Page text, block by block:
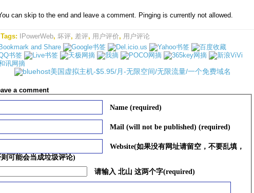
can skip to the end and leave a comment. Pinging is currently not allowed.
Tags: IPowerWeb, 坏评, 差评, 用户评价, 用户评论
a comment
Name (required)
Mail (will not be published) (required)
Website(如果没有网址请留空，不要乱填，
可能会当成垃圾评论)
请输入 北山 这两个字(required)